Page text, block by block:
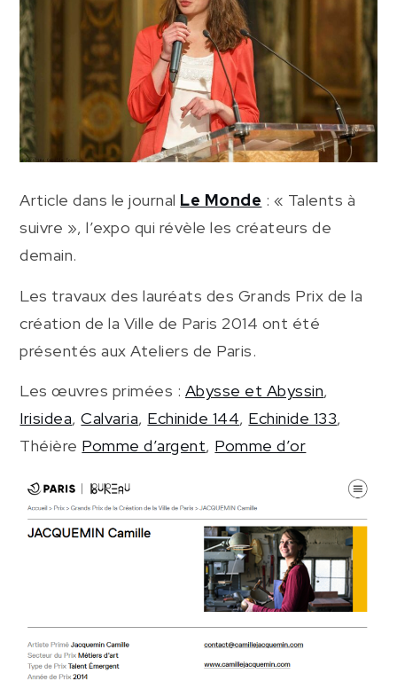
Article dans le journal Le Monde : « Talents à
suivre », l’expo qui révèle les créateurs de
demain.
Les travaux des lauréats des Grands Prix de la
création de la Ville de Paris 2014 ont été
présentés aux Ateliers de Paris.
Les œuvres primées : Abysse et Abyssin,
Irisidea,Calvaria, Echinide 144, Echinide 133,
Théière Pomme d’argent, Pomme d’or